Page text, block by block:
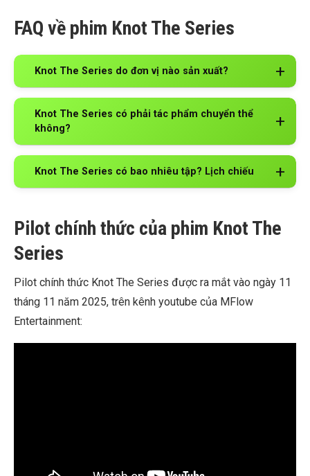
FAQ về phim Knot The Series
Knot The Series do đơn vị nào sản xuất?
Knot The Series có phải tác phẩm chuyển thể
không?
Knot The Series có bao nhiêu tập? Lịch chiếu
Pilot chính thức của phim Knot The
Series
Pilot chính thức Knot The Series được ra mắt vào ngày 11
tháng 11 năm 2025, trên kênh youtube của MFlow
Entertainment: